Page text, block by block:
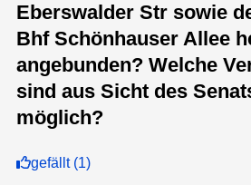
Eberswalder Str sowie
Bhf Schönhauser Allee
angebunden? Welche
sind aus Sicht des
möglich?
gefällt(1)